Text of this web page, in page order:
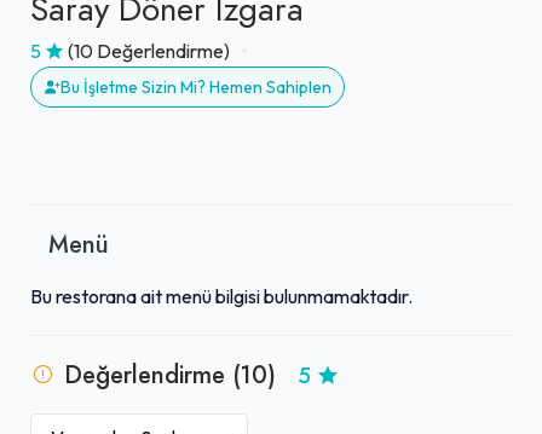
5 (10 Değerlendirme)
Bu İşletme Sizin Mi? Hemen Sahiplen
Menü
Bu restorana ait menü bilgisi bulunmamaktadır.
Değerlendirme (10) 5